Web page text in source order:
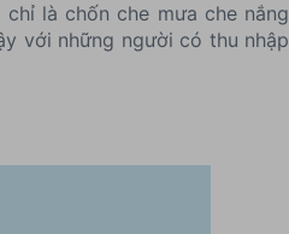
là chốn che mưa che nắng
với những người có thu nhập